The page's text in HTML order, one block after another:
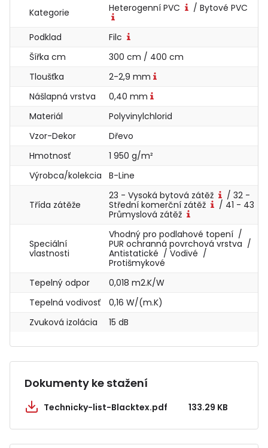
Kategorie Heterogenní PVC / Bytové PVC
Podklad
Filc
Šířka cm
300 cm / 400 cm
Tloušťka
2-2,9 mm
Nášlapná vrstva
0,40 mm
Materiál
Polyvinylchlorid
Vzor-Dekor
Dřevo
Hmotnosť
1 950 g/m²
Výrobca/kolekcia
B-Line
Třída zátěže
23 - Vysoká bytová zátěž
/ 32 -
Střední komerční zátěž
/ 41 - 43
Průmyslová zátěž
Speciální
vlastnosti
Vhodný pro podlahové topení /
PUR ochranná povrchová vrstva /
Antistatické / Vodivé /
Protišmykové
Tepelný odpor
0,018 m2.K/W
Tepelná vodivosť
0,16 W/(m.K)
Zvuková izolácia
15 dB
Dokumenty ke stažení
Technicky-list-Blacktex.pdf 133.29 KB